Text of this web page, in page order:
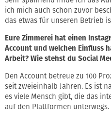
ich mich auch schon zuvor
das etwas für unseren Betrieb
Eure Zimmerei hat einen
Account und welchen Einfluss
Arbeit? Wie stehst du Social
Den Account betreue zu 100
seit zweieinhalb Jahren. Es ist
es viele Mensch gibt, die das
auf den Plattformen unterwegs.